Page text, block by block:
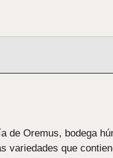
de Oremus, bodega
variedades que